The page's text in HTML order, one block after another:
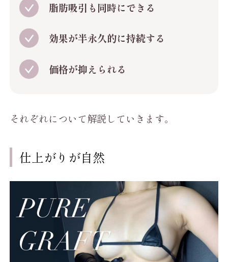
脂肪吸引も同時にできる
効果が半永久的に持続する
価格が抑えられる
それぞれについて解説していきます。
仕上がりが自然